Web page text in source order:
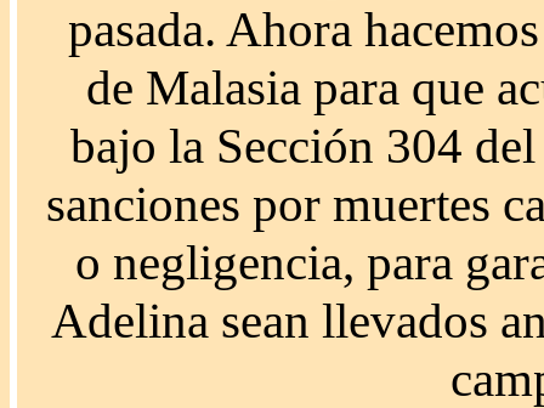
pasada. Ahora
de Malasia para que
bajo la Sección 304
sanciones por muertes
o negligencia, para
Adelina sean llevados